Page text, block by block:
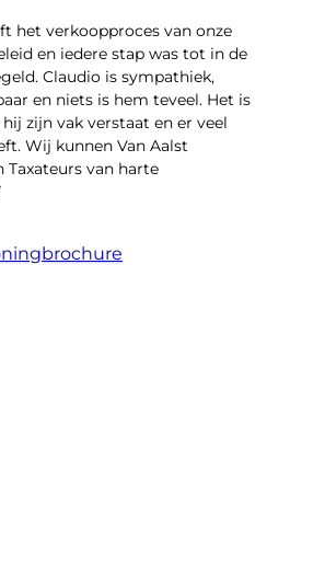
het verkoopproces van onze
en iedere stap was tot in de
Claudio is sympathiek,
en niets is hem teveel. Het is
zijn vak verstaat en er veel
Wij kunnen Van Aalst
Taxateurs van harte